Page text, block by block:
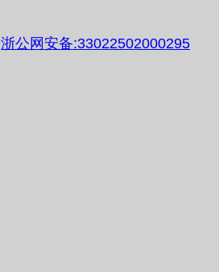
浙公网安备:33022502000295